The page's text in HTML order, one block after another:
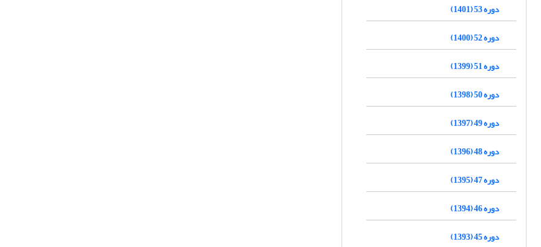
دوره 53 (1401)
دوره 52 (1400)
دوره 51 (1399)
دوره 50 (1398)
دوره 49 (1397)
دوره 48 (1396)
دوره 47 (1395)
دوره 46 (1394)
دوره 45 (1393)